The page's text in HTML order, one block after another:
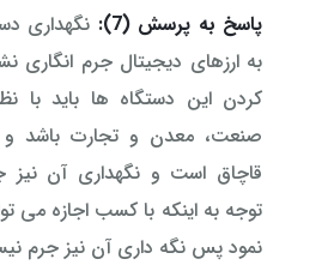
پاسخ به پرسش (7):
نگهداری
به ارزهای دیجیتال جرم انگاری
کردن این دستگاه ها باید با
صنعت، معدن و تجارت باشد و
قاچاق است و نگهداری آن نیز
توجه به اینکه با کسب اجازه می
نمود پس نگه داری آن نیز جرم